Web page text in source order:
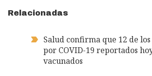
Relacionadas
Salud confirma que 12 de
por COVID-19 reportados
vacunados